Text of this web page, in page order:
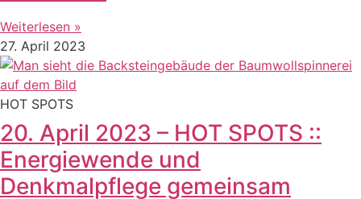
Weiterlesen »
27. April 2023
HOT SPOTS
20. April 2023 – HOT SPOTS ::
Energiewende und
Denkmalpflege gemeinsam